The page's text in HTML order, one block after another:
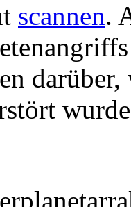
scannen.
darüber,